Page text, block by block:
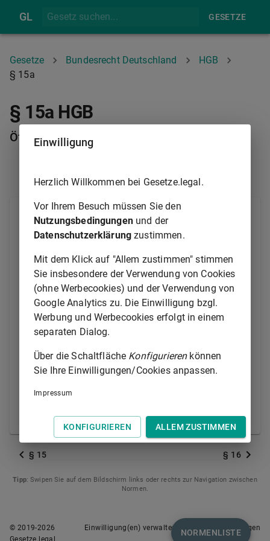
GL GESETZE
Gesetze Bundesrecht Deutschland
HGB
§ 15a
§ 15a HGB
Öffentliche Zustellung
§ 15
Ist bei einer juristischen Person, die zur Anmeldung
einer inländischen Geschäftsanschrift zum
Handelsregister verpflichtet ist, der Zugang einer
Willenserklärung nicht unter der eingetragenen
Anschrift oder einer im Handelsregister
eingetragenen Anschrift einer für Zustellungen
empfangsberechtigten Person oder einer ohne
Ermittlungen bekannten anderen inländischen
Anschrift möglich, kann die Zustellung nach den für
Zivilprozessordnung erfolgen. Zuständig ist das
Amtsgericht, in dessen Bezirk sich die eingetragene
inländische Geschäftsanschrift der Gesellschaft
bleibt unberührt.
§ 15 § 16
Tipp: Swipen Sie auf dem Bildschirm links oder rechts zur Navigation zwischen
Normen.
NORMENLISTE
© 2019-2026
Gesetze.legal
Einwilligung(en) verwalten Nutzungsbedingungen
Einwilligung
Herzlich Willkommen bei Gesetze.legal.
Vor Ihrem Besuch müssen Sie den
Nutzungsbedingungenund der
Datenschutzerklärung zustimmen.
Mit dem Klick auf "Allem zustimmen" stimmen
Sie insbesondere der Verwendung von Cookies
(ohne Werbecookies) und der Verwendung von
Google Analytics zu. Die Einwilligung bzgl.
Werbung und Werbecookies erfolgt in einem
separaten Dialog.
Über die Schaltfläche Konfigurierenkönnen
Sie Ihre Einwilligungen/Cookies anpassen.
Impressum
KONFIGURIEREN ALLEM ZUSTIMMEN